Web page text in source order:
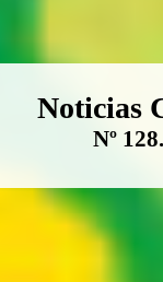
Boletín
Noticias
Nº